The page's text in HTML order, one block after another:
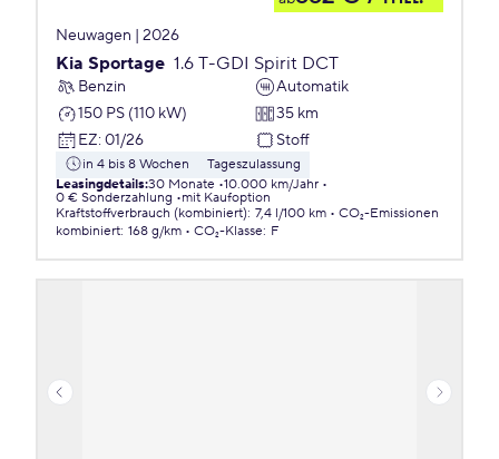
Neuwagen | 2026
Kia Sportage 1.6 T-GDI Spirit DCT
Benzin
Automatik
150 PS (110 kW)
35 km
EZ: 01/26 Stoff
in 4 bis 8 Wochen
Tageszulassung
Leasingdetails:30 Monate 10.000 km/Jahr
0 € Sonderzahlung
mit Kaufoption
Kraftstoffverbrauch (kombiniert): 7,4 l/100 km
CO₂-Emissionen
kombiniert: 168 g/km CO₂-Klasse: F